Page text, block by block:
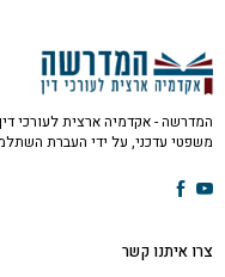
המדרשה - אקדמיה ארצית לעורכי
משפטי עדכני, על ידי העברת
צרו איתנו קשר